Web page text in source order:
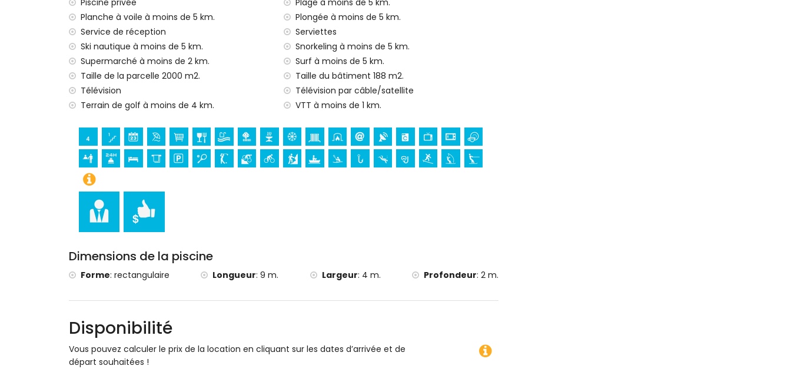
bar (à moins de 5 kilomètres de la maison)
Sites et culture à Jávea, Costa Blanca
musée (Histórico de Jávea, Jávea), église (San Bartolomé, Pueblo, Jávea), monument (Pueblo de
Jávea, Jávea), bâtiment architectural (Pueblo de Jávea, Jávea), lieu historique (Pueblo de Jávea
et Jávea) (à moins de 5 kilomètres de l'hébergement)
ruine (Molinos de Viento et Jávea) (à moins de 10 kilomètres de l'hébergement)
château (Portal de la Vila et Denia) (à moins de 25 kilomètres de l'hébergement)
VTT et cyclisme (à moins de 1000 mètres de la villa)
tennis, golf (Golf la Sella), escalade, canoë, kayak, pêche, plongée, snorkeling, surf, planche à voile
et ski nautique (à moins de 5 kilomètres de la villa)
équitation (à moins de 10 kilomètres de la villa)
Piscine privée
Plage à moins de 5 km.
Planche à voile à moins de 5 km.
Plongée à moins de 5 km.
Service de réception
Serviettes
Ski nautique à moins de 5 km.
Snorkeling à moins de 5 km.
Supermarché à moins de 2 km.
Surf à moins de 5 km.
Taille de la parcelle 2000 m2.
Taille du bâtiment 188 m2.
Télévision
Télévision par câble/satellite
Terrain de golf à moins de 4 km.
VTT à moins de 1 km.
Dimensions de la piscine
Forme: rectangulaire Longueur:9 m. Largeur: 4 m. Profondeur: 2 m.
Disponibilité
Vous pouvez calculer le prix de la location en cliquant sur les dates d’arrivée et de
départ souhaitées !